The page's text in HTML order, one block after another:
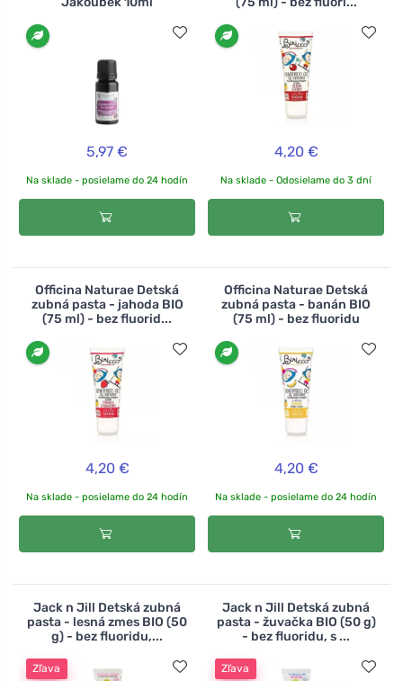
5,97 €
Na sklade - posielame do 24 hodín
4,20 €
Na sklade - Odosielame do 3 dní
Officina Naturae Detská
zubná pasta - jahoda BIO
(75 ml) - bez fluorid...
4,20 €
Na sklade - posielame do 24 hodín
Officina Naturae Detská
zubná pasta - banán BIO
(75 ml) - bez fluoridu
4,20 €
Na sklade - posielame do 24 hodín
Jack n Jill Detská zubná
pasta - lesná zmes BIO (50
g) - bez fluoridu,...
Zľava
Jack n Jill Detská zubná
pasta - žuvačka BIO (50 g)
- bez fluoridu, s ...
Zľava